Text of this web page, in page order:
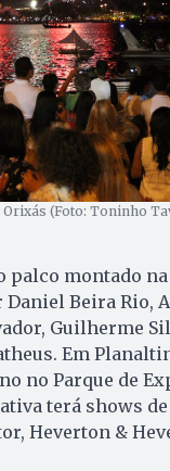
Orixás (Foto: Toninho
palco montado na
Beira Rio,
Guilherme
Em
no Parque de
terá shows de
Heverton &